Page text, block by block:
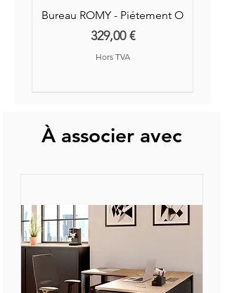
Bureau ROMY - Piétement O
Prix
329,00 €
Hors TVA
À associer avec